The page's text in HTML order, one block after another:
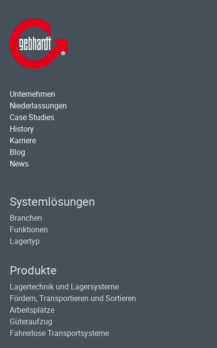
Unternehmen
Niederlassungen
Case Studies
History
Karriere
Blog
News
Systemlösungen
Branchen
Funktionen
Lagertyp
Produkte
Lagertechnik und Lagersysteme
Fördern, Transportieren und Sortieren
Arbeitsplätze
Güteraufzug
Fahrerlose Transportsysteme